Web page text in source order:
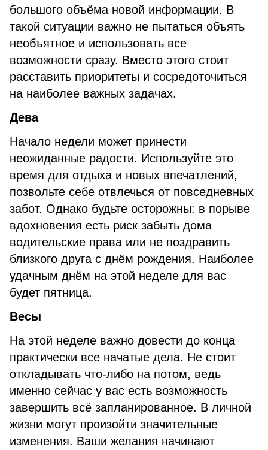
большого объёма новой информации. В
такой ситуации важно не пытаться объять
необъятное и использовать все
возможности сразу. Вместо этого стоит
расставить приоритеты и сосредоточиться
на наиболее важных задачах.
Дева
Начало недели может принести
неожиданные радости. Используйте это
время для отдыха и новых впечатлений,
позвольте себе отвлечься от повседневных
забот. Однако будьте осторожны: в порыве
вдохновения есть риск забыть дома
водительские права или не поздравить
близкого друга с днём рождения. Наиболее
удачным днём на этой неделе для вас
будет пятница.
Весы
На этой неделе важно довести до конца
практически все начатые дела. Не стоит
откладывать что-либо на потом, ведь
именно сейчас у вас есть возможность
завершить всё запланированное. В личной
жизни могут произойти значительные
изменения. Ваши желания начинают